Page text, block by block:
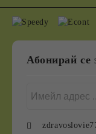
Абонирай се